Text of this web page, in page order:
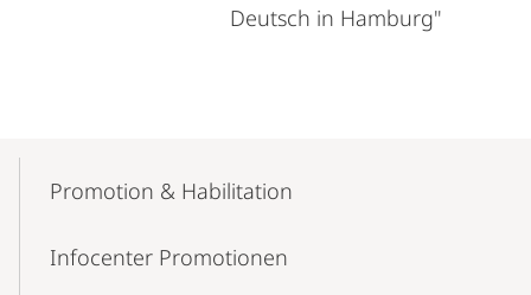
Deutsch in Hamburg"
NavigationPromotion & Habilitation
Infocenter Promotionen